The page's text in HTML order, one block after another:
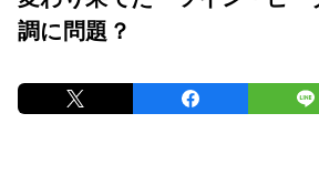
調に問題？